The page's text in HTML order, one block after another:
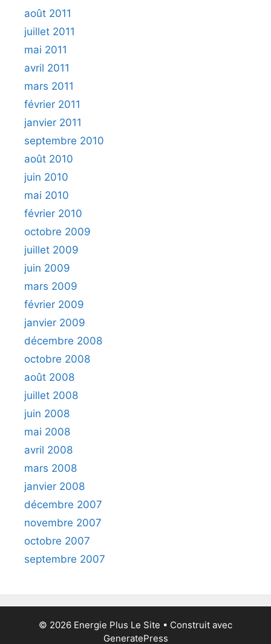
août 2011
juillet 2011
mai 2011
avril 2011
mars 2011
février 2011
janvier 2011
septembre 2010
août 2010
juin 2010
mai 2010
février 2010
octobre 2009
juillet 2009
juin 2009
mars 2009
février 2009
janvier 2009
décembre 2008
octobre 2008
août 2008
juillet 2008
juin 2008
mai 2008
avril 2008
mars 2008
janvier 2008
décembre 2007
novembre 2007
octobre 2007
septembre 2007
© 2026 Energie Plus Le Site • Construit avec
GeneratePress